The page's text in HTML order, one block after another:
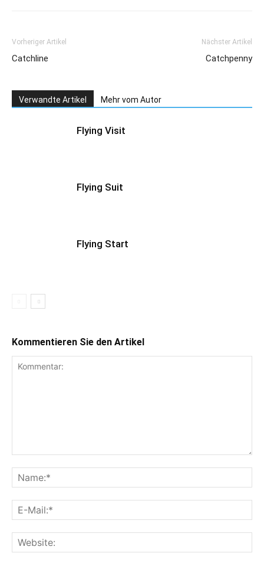
Vorheriger Artikel
Catchline
Nächster Artikel
Catchpenny
Verwandte Artikel Mehr vom Autor
Flying Visit
Flying Suit
Flying Start
Kommentieren Sie den Artikel